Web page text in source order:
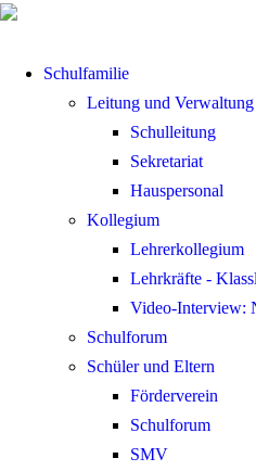
Schulfamilie
Leitung und Verwaltung
Schulleitung
Sekretariat
Hauspersonal
Kollegium
Lehrerkollegium
Lehrkräfte -
Video-Interview:
Schulforum
Schüler und Eltern
Förderverein
Schulforum
SMV